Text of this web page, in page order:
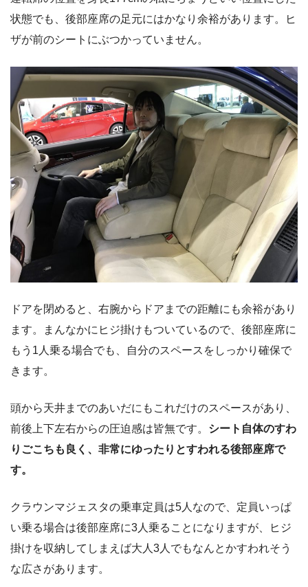
状態でも、後部座席の足元にはかなり余裕があります。ヒ
ザが前のシートにぶつかっていません。
ドアを閉めると、右腕からドアまでの距離にも余裕があり
ます。まんなかにヒジ掛けもついているので、後部座席に
もう1人乗る場合でも、自分のスペースをしっかり確保で
きます。
頭から天井までのあいだにもこれだけのスペースがあり、
前後上下左右からの圧迫感は皆無です。 シート自体のすわ
りごこちも良く、非常にゆったりとすわれる後部座席で
す。
クラウンマジェスタの乗車定員は5人なので、定員いっぱ
い乗る場合は後部座席に3人乗ることになりますが、ヒジ
掛けを収納してしまえば大人3人でもなんとかすわれそう
な広さがあります。